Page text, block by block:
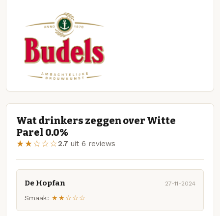
Wat drinkers zeggen over Witte
Parel 0.0%
★★☆☆☆2.7 uit 6 reviews
De Hopfan 27-11-2024
Smaak: ★★☆☆☆